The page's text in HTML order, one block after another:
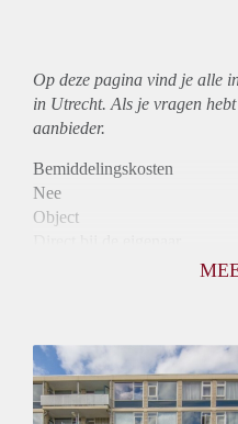
Op deze pagina vind je alle
in Utrecht. Als je vragen
aanbieder.
Bemiddelingskosten
Nee
Object
Huurtoeslag
Niet mogelijk
Inkomen eis